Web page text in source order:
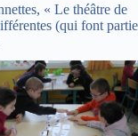
« Le théâtre de
(qui font partie